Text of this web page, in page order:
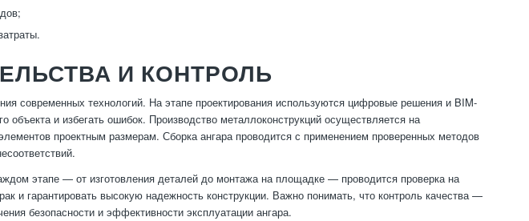
И КОНТРОЛЬ
современных технологий. На этапе проектирования используются цифровые решения и BIM-
и избегать ошибок. Производство металлоконструкций осуществляется на
проектным размерам. Сборка ангара проводится с применением проверенных методов
этапе — от изготовления деталей до монтажа на площадке — проводится проверка на
и гарантировать высокую надежность конструкции. Важно понимать, что контроль качества —
безопасности и эффективности эксплуатации ангара.